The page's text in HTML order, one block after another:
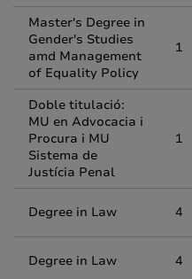
Master's Degree in
Gender's Studies
amd Management
of Equality Policy
1
Doble titulació:
MU en Advocacia i
Procura i MU
Sistema de
Justícia Penal
1
Degree in Law 4
Degree in Law 4